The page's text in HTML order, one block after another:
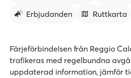
Erbjudanden
Ruttkarta
Färjeförbindelsen från Reggio
trafikeras med regelbundna
uppdaterad information, jämför